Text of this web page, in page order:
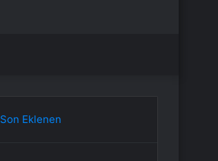
Son Eklenen